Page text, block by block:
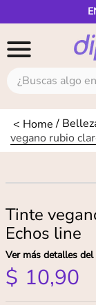
¿Buscas algo en
vegano rubio
Tinte
Echos line
Ver más detalles
$ 10,90